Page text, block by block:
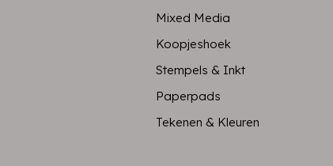
Mixed Media
Koopjeshoek
Stempels & Inkt
Paperpads
Tekenen & Kleuren